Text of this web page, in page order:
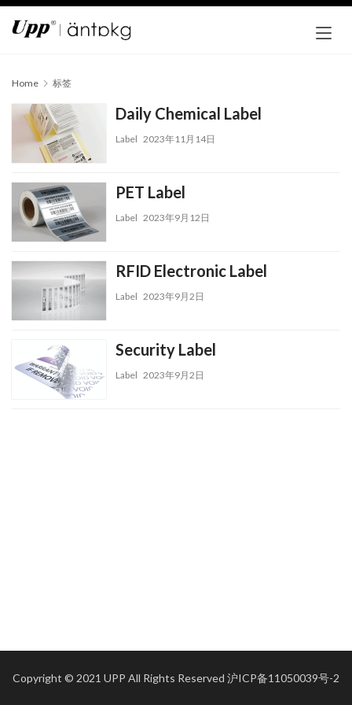
Home 标签
Daily Chemical Label
Label 2023年11月14日
PET Label
Label 2023年9月12日
RFID Electronic Label
Label 2023年9月2日
Security Label
Label 2023年9月2日
Copyright © 2021 UPP All Rights Reserved 沪ICP备11050039号-2